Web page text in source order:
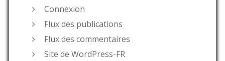
Connexion
Flux des publications
Flux des commentaires
Site de WordPress-FR